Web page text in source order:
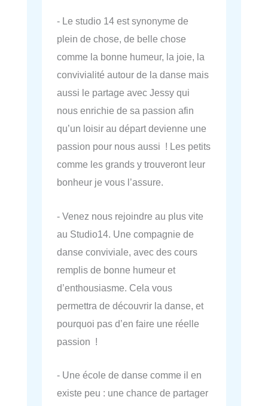
- Le studio 14 est synonyme de
plein de chose, de belle chose
comme la bonne humeur, la joie, la
convivialité autour de la danse mais
aussi le partage avec Jessy qui
nous enrichie de sa passion afin
qu’un loisir au départ devienne une
passion pour nous aussi ! Les petits
comme les grands y trouveront leur
bonheur je vous l’assure.
- Venez nous rejoindre au plus vite
au Studio14. Une compagnie de
danse conviviale, avec des cours
remplis de bonne humeur et
d’enthousiasme. Cela vous
permettra de découvrir la danse, et
pourquoi pas d’en faire une réelle
passion !
- Une école de danse comme il en
existe peu : une chance de partager